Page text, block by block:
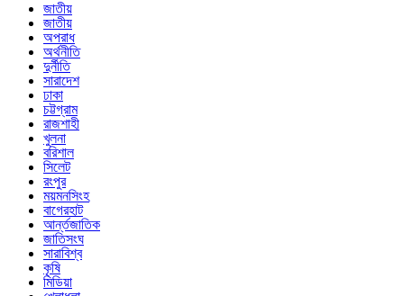
জাতীয়
জাতীয়
অপরাধ
অর্থনীতি
দুর্নীতি
সারাদেশ
ঢাকা
চট্টগ্রাম
রাজশাহী
খুলনা
বরিশাল
সিলেট
রংপুর
ময়মনসিংহ
বাগেরহাট
আর্ন্তজাতিক
জাতিসংঘ
সারাবিশ্ব
কৃষি
মিডিয়া